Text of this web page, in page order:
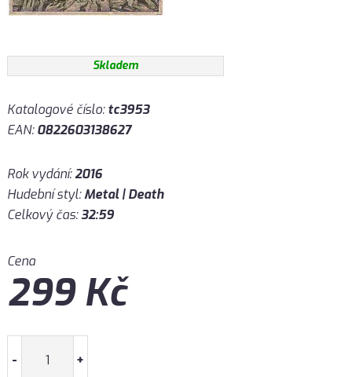
Skladem
Katalogové číslo:tc3953
EAN:0822603138627
Rok vydání:2016
Hudební styl:Metal | Death
Celkový čas:32:59
Cena
299Kč
- +